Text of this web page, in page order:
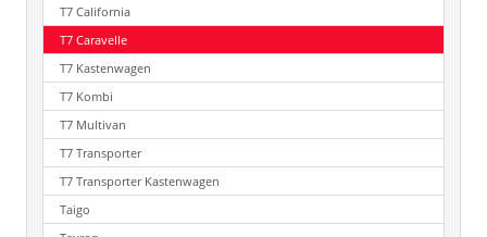
T7 California
T7 Caravelle
T7 Kastenwagen
T7 Kombi
T7 Multivan
T7 Transporter
T7 Transporter Kastenwagen
Taigo